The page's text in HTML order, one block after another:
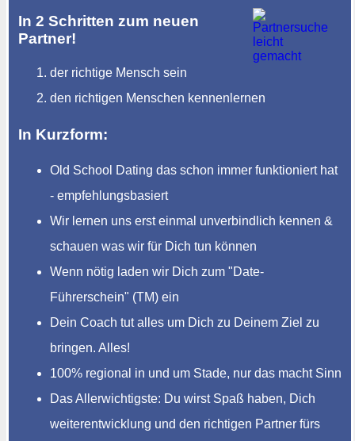
In 2 Schritten zum neuen
Partner!
der richtige Mensch sein
den richtigen Menschen kennenlernen
In Kurzform:
Old School Dating das schon immer funktioniert hat
- empfehlungsbasiert
Wir lernen uns erst einmal unverbindlich kennen &
schauen was wir für Dich tun können
Wenn nötig laden wir Dich zum "Date-
Führerschein" (TM) ein
Dein Coach tut alles um Dich zu Deinem Ziel zu
bringen. Alles!
100% regional in und um Stade, nur das macht Sinn
Das Allerwichtigste: Du wirst Spaß haben, Dich
weiterentwicklung und den richtigen Partner fürs